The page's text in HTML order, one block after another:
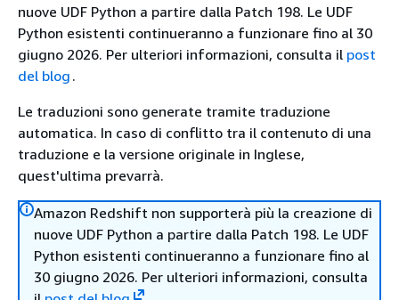
nuove UDF Python a partire dalla Patch 198. Le UDF
Python esistenti continueranno a funzionare fino al 30
giugno 2026. Per ulteriori informazioni, consulta il post
del blog .
Le traduzioni sono generate tramite traduzione
automatica. In caso di conflitto tra il contenuto di una
traduzione e la versione originale in Inglese,
quest'ultima prevarrà.
Amazon Redshift non supporterà più la creazione di
nuove UDF Python a partire dalla Patch 198. Le UDF
Python esistenti continueranno a funzionare fino al
30 giugno 2026. Per ulteriori informazioni, consulta